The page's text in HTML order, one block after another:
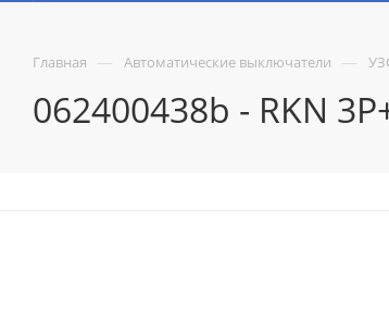
Главная — Автоматические выключатели —
062400438b - RKN